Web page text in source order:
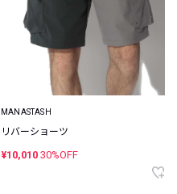
MANASTASH
リバーショーツ
¥10,010 30%OFF